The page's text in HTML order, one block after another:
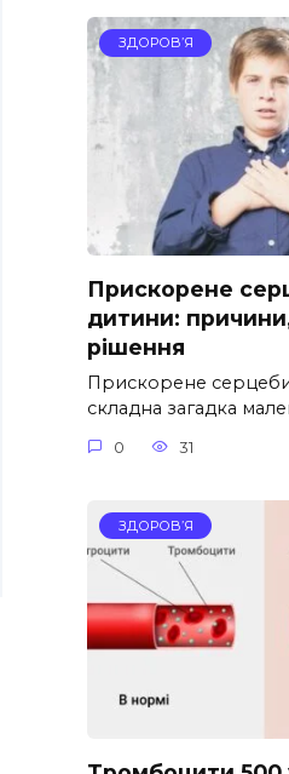
ЗДОРОВ’Я
Прискорене
дитини:
рішення
Прискорене
складна загадка
0 31
ЗДОРОВ’Я